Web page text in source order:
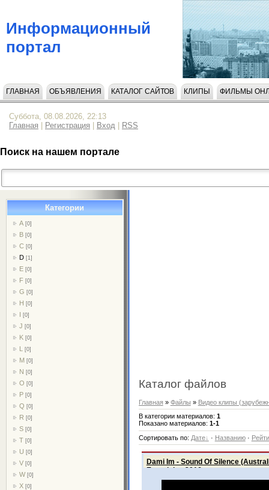
Информационный
портал
ГЛАВНАЯ ОБЪЯВЛЕНИЯ КАТАЛОГ САЙТОВ КЛИПЫ ФИЛЬМЫ
Суббота, 08.08.2026, 22:13
Главная
Регистрация Вход RSS
Поиск на нашем портале
Категории
A [0]
B [0]
C [0]
D [1]
E [0]
F [0]
G [0]
H [0]
I [0]
J [0]
K [0]
L [0]
M [0]
N [0]
O [0]
P [0]
Q [0]
R [0]
S [0]
T [0]
U [0]
V [0]
W [0]
X [0]
Каталог файлов
Главная » Файлы » Видео клипы
В категории материалов: 1
Показано материалов: 1-1
Сортировать по: Дате · Названию·
Dami Im - Sound Of Silence
Eurovision 2016